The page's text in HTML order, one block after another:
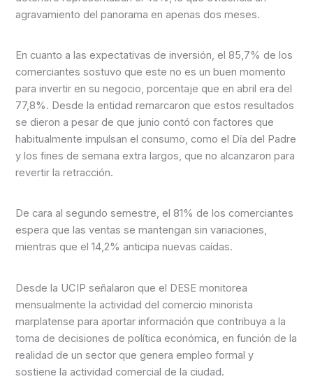
agravamiento del panorama en apenas dos meses.
En cuanto a las expectativas de inversión, el 85,7% de los
comerciantes sostuvo que este no es un buen momento
para invertir en su negocio, porcentaje que en abril era del
77,8%. Desde la entidad remarcaron que estos resultados
se dieron a pesar de que junio contó con factores que
habitualmente impulsan el consumo, como el Día del Padre
y los fines de semana extra largos, que no alcanzaron para
revertir la retracción.
De cara al segundo semestre, el 81% de los comerciantes
espera que las ventas se mantengan sin variaciones,
mientras que el 14,2% anticipa nuevas caídas.
Desde la UCIP señalaron que el DESE monitorea
mensualmente la actividad del comercio minorista
marplatense para aportar información que contribuya a la
toma de decisiones de política económica, en función de la
realidad de un sector que genera empleo formal y
sostiene la actividad comercial de la ciudad.